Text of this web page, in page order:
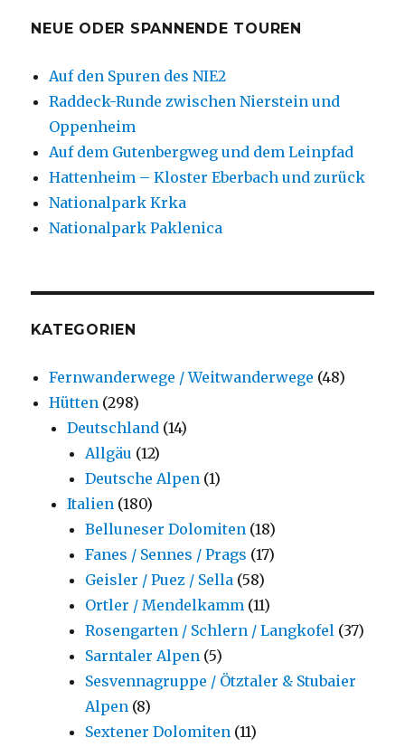
NEUE ODER SPANNENDE TOUREN
Auf den Spuren des NIE2
Raddeck-Runde zwischen Nierstein und
Oppenheim
Auf dem Gutenbergweg und dem Leinpfad
Hattenheim – Kloster Eberbach und zurück
Nationalpark Krka
Nationalpark Paklenica
KATEGORIEN
Fernwanderwege / Weitwanderwege (48)
Hütten (298)
Deutschland (14)
Allgäu (12)
Deutsche Alpen (1)
Italien (180)
Belluneser Dolomiten (18)
Fanes / Sennes / Prags (17)
Geisler / Puez / Sella (58)
Ortler / Mendelkamm (11)
Rosengarten / Schlern / Langkofel (37)
Sarntaler Alpen (5)
Sesvennagruppe / Ötztaler & Stubaier
Alpen (8)
Sextener Dolomiten (11)